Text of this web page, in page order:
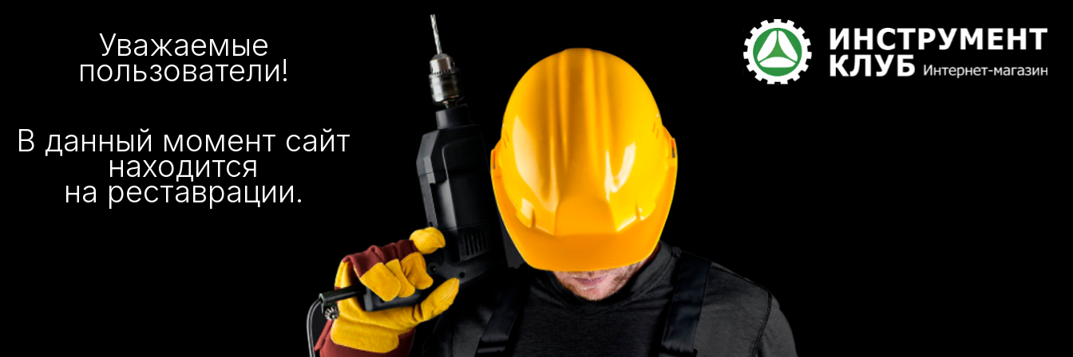
Уважаемые
пользователи!
В данный момент сайт
находится
на реставрации.